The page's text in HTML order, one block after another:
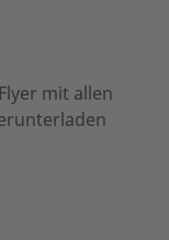
mit allen